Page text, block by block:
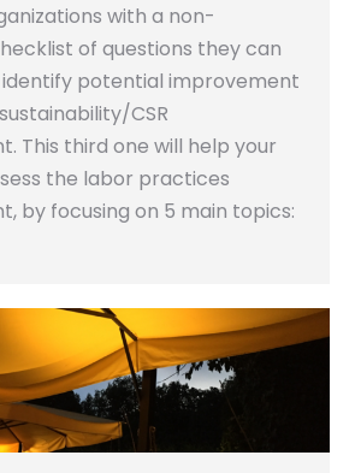
with a non-
of questions they can
identify potential improvement
CSR
This third one will help your
the labor practices
by focusing on 5 main topics: